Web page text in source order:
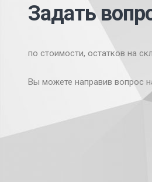
Задать
по стоимости, остатков на
Вы можете направив вопрос